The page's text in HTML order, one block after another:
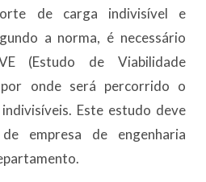
de carga indivisível e
a norma, é necessário
(Estudo de Viabilidade
onde será percorrido o
Este estudo deve
empresa de engenharia